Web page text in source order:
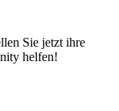
Sie jetzt ihre
helfen!